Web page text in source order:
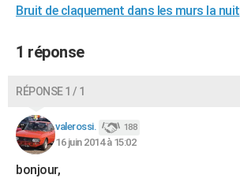
Bruit de claquement dans les murs la nuit
1 réponse
RÉPONSE 1 / 1
valerossi. 188
16 juin 2014 à 15:02
bonjour,